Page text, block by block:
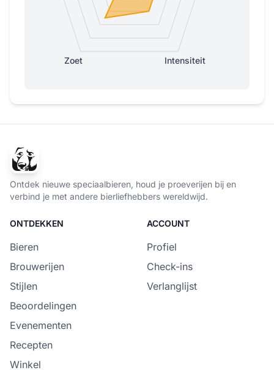
Intensiteit
Zoet
Ontdek nieuwe speciaalbieren, houd je proeverijen bij en
verbind je met andere bierliefhebbers wereldwijd.
ONTDEKKEN
Bieren
Brouwerijen
Stijlen
Beoordelingen
Evenementen
Recepten
Winkel
ACCOUNT
Profiel
Check-ins
Verlanglijst